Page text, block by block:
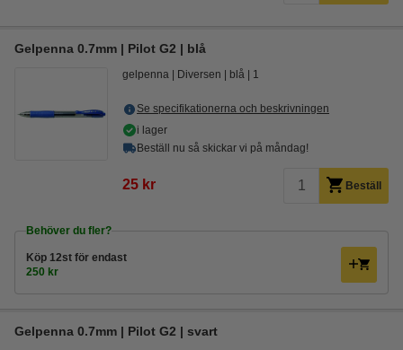
Gelpenna 0.7mm | Pilot G2 | blå
gelpenna Diversen blå 1
Se specifikationerna och beskrivningen
i lager
Beställ nu så skickar vi på måndag!
25 kr Beställ
Behöver du fler?
Köp 12st för endast
250 kr
Gelpenna 0.7mm | Pilot G2 | svart